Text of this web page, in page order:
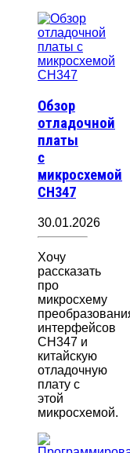
Обзор
отладочной
платы
с
микросхемой
CH347
30.01.2026
Хочу
рассказать
про
микросхему
интерфейсов
CH347 и
китайскую
отладочную
плату с
этой
микросхемой.